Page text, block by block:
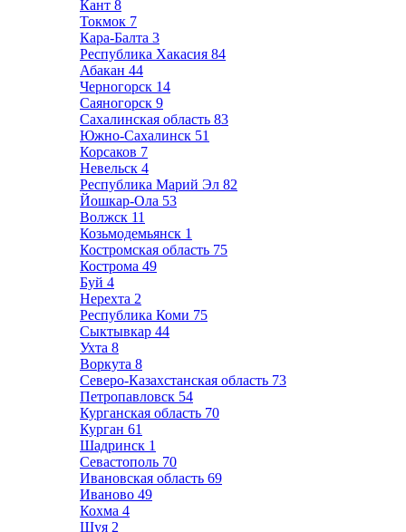
Кант 8
Токмок 7
Кара-Балта 3
Республика Хакасия 84
Абакан 44
Черногорск 14
Саяногорск 9
Сахалинская область 83
Южно-Сахалинск 51
Корсаков 7
Невельск 4
Республика Марий Эл 82
Йошкар-Ола 53
Волжск 11
Козьмодемьянск 1
Костромская область 75
Кострома 49
Буй 4
Нерехта 2
Республика Коми 75
Сыктывкар 44
Ухта 8
Воркута 8
Северо-Казахстанская область 73
Петропавловск 54
Курганская область 70
Курган 61
Шадринск 1
Севастополь 70
Ивановская область 69
Иваново 49
Кохма 4
Шуя 2